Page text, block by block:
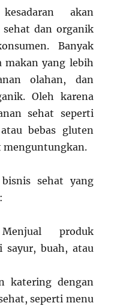
akan
sehat dan organik
Banyak
makan yang lebih
olahan, dan
Oleh karena
sehat seperti
bebas gluten
menguntungkan.
sehat yang
produk
sayur, buah, atau
katering dengan
seperti menu